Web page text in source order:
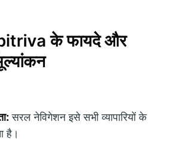
के फायदे और
सरल नेविगेशन इसे सभी व्यापारियों के
है।